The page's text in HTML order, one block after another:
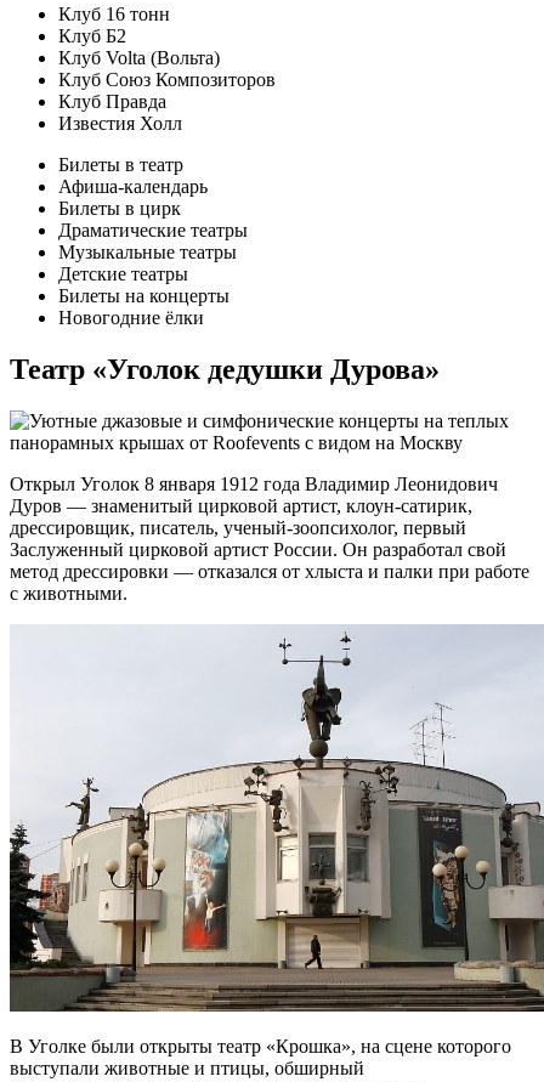
Клуб 16 тонн
Клуб Б2
Клуб Volta (Вольта)
Клуб Союз Композиторов
Клуб Правда
Известия Холл
Билеты в театр
Афиша-календарь
Билеты в цирк
Драматические театры
Музыкальные театры
Детские театры
Билеты на концерты
Новогодние ёлки
Театр «Уголок дедушки Дурова»
Открыл Уголок 8 января 1912 года Владимир Леонидович
Дуров — знаменитый цирковой артист, клоун-сатирик,
дрессировщик, писатель, ученый-зоопсихолог, первый
Заслуженный цирковой артист России. Он разработал свой
метод дрессировки — отказался от хлыста и палки при работе
с животными.
В Уголке были открыты театр «Крошка», на сцене которого
выступали животные и птицы, обширный